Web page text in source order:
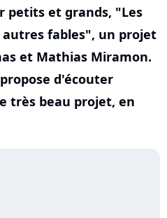
petits et grands, "Les
fables", un projet
et Mathias Miramon.
d'écouter
très beau projet, en